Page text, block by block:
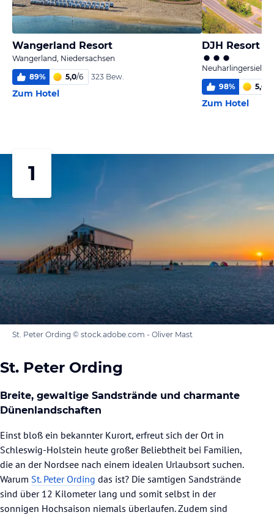
Wangerland Resort
Wangerland, Niedersachsen
89% 5,0/6 323 Bew.
Zum Hotel
DJH Resort
Neuharlingersiel,
98% 5,6
Zum Hotel
1
St. Peter Ording © stock.adobe.com - Oliver Mast
St. Peter Ording
Breite, gewaltige Sandstrände und charmante
Dünenlandschaften
Einst bloß ein bekannter Kurort, erfreut sich der Ort in
Schleswig-Holstein heute großer Beliebtheit bei Familien,
die an der Nordsee nach einem idealen Urlaubsort suchen.
Warum St. Peter Ording das ist? Die samtigen Sandstrände
sind über 12 Kilometer lang und somit selbst in der
sonnigen Hochsaison niemals überlaufen. Zudem sind